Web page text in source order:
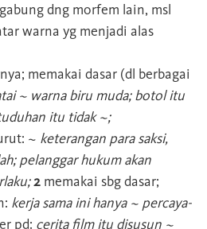
dng morfem lain, msl
warna yg menjadi alas
memakai dasar (dl berbagai
~ warna biru muda; botol itu
itu tidak ~;
~ keterangan para saksi,
pelanggar hukum akan
2 memakai sbg dasar;
kerja sama ini hanya ~ percaya-
pd: cerita film itu disusun ~